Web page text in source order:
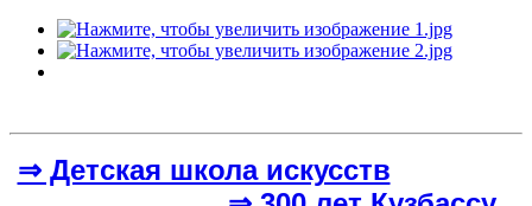
⇒ Детская школа искусств